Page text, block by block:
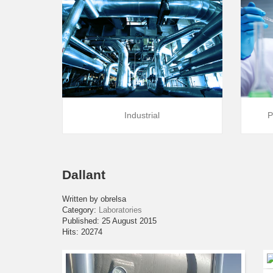
Industrial
Dallant
Written by obrelsa
Category: Laboratories
Published: 25 August 2015
Hits: 20274